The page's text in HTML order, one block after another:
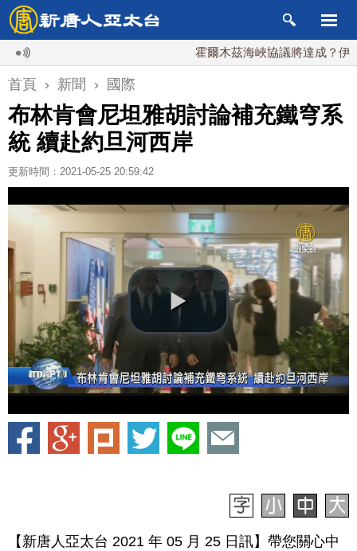
霍爾木茲海峽協議將達成？伊朗傳不
首頁 › 新聞 › 國際
布林肯會尼坦雅胡討論補充鐵穹系
統 續赴約旦河西岸
更新時間：2021-05-25 20:59:42
【新唐人亞太台 2021 年 05 月 25 日訊】帶您關心中